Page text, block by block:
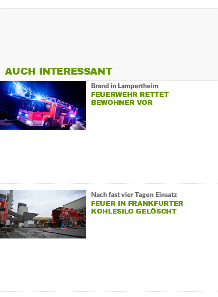
AUCH INTERESSANT
Brand in Lampertheim
FEUERWEHR RETTET
BEWOHNER VOR
Nach fast vier Tagen Einsatz
FEUER IN FRANKFURTER
KOHLESILO GELÖSCHT